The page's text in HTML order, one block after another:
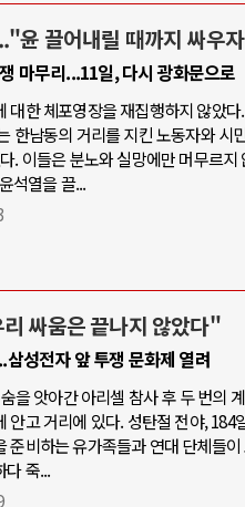
윤 끌어내릴 때까지 싸우
마무리...11일, 다시 광화문으로
대한 체포영장을 재집행하지 않았
한남동의 거리를 지킨 노동자와 시
. 이들은 분노와 실망에만 머무르지
석열을 끌...
싸움은 끝나지 않았다"
성전자 앞 투쟁 문화제 열려
을 앗아간 아리셀 참사 후 두 번의
안고 거리에 있다. 성탄절 전야, 184
준비하는 유가족들과 연대 단체들
다 죽...